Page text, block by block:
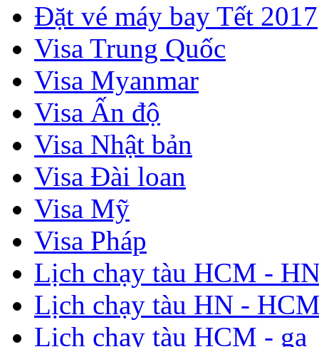
Đặt vé máy bay Tết 2017
Visa Trung Quốc
Visa Myanmar
Visa Ấn độ
Visa Nhật bản
Visa Đài loan
Visa Mỹ
Visa Pháp
Lịch chạy tàu HCM -
Lịch chạy tàu HN -
Lịch chạy tàu HCM - ga